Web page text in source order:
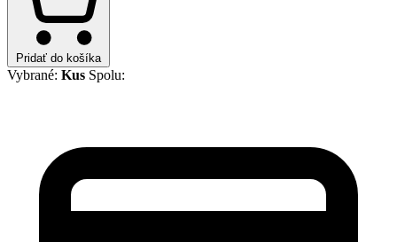
Pridať do košíka
Vybrané: Kus Spolu: